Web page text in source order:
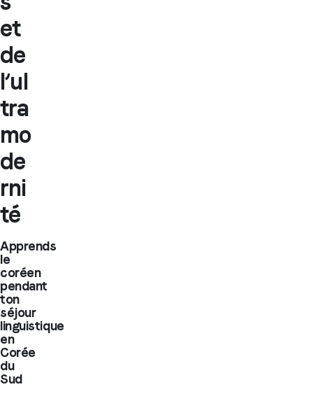
et
de
l’ul
tra
mo
de
rni
té
Apprends
le
coréen
pendant
ton
séjour
linguistique
en
Corée
du
Sud